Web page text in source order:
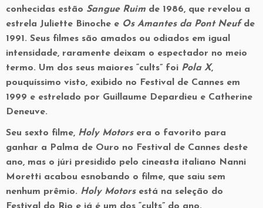
conhecidas estão Sangue Ruim de 1986, que revelou a
estrela Juliette Binoche e Os Amantes da Pont Neufde
1991. Seus filmes são amados ou odiados em igual
intensidade, raramente deixam o espectador no meio
termo. Um dos seus maiores “cults” foi Pola X,
pouquíssimo visto, exibido no Festival de Cannes em
1999 e estrelado por Guillaume Depardieu e Catherine
Deneuve.
Seu sexto filme, Holy Motorsera o favorito para
ganhar a Palma de Ouro no Festival de Cannes deste
ano, mas o júri presidido pelo cineasta italiano Nanni
Moretti acabou esnobando o filme, que saiu sem
nenhum prêmio. Holy Motorsestá na seleção do